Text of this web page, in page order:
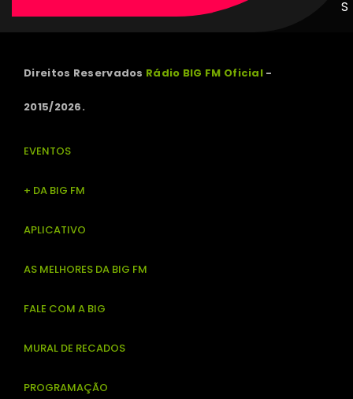
S
Direitos Reservados Rádio BIG FM Oficial -
2015/2026.
EVENTOS
+ DA BIG FM
APLICATIVO
AS MELHORES DA BIG FM
FALE COM A BIG
MURAL DE RECADOS
PROGRAMAÇÃO